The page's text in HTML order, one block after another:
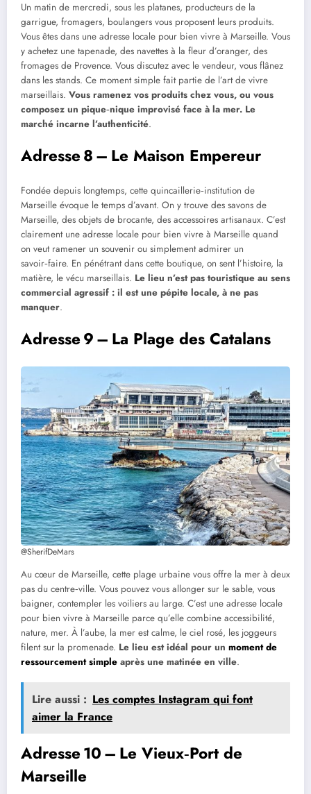
Un matin de mercredi, sous les platanes, producteurs de la
garrigue, fromagers, boulangers vous proposent leurs produits.
Vous êtes dans une adresse locale pour bien vivre à Marseille. Vous
y achetez une tapenade, des navettes à la fleur d’oranger, des
fromages de Provence. Vous discutez avec le vendeur, vous flânez
dans les stands. Ce moment simple fait partie de l’art de vivre
marseillais. Vous ramenez vos produits chez vous, ou vous
composez un pique‑nique improvisé face à la mer. Le
marché incarne l’authenticité.
Adresse 8 – Le Maison Empereur
Fondée depuis longtemps, cette quincaillerie‑institution de
Marseille évoque le temps d’avant. On y trouve des savons de
Marseille, des objets de brocante, des accessoires artisanaux. C’est
clairement une adresse locale pour bien vivre à Marseille quand
on veut ramener un souvenir ou simplement admirer un
savoir‑faire. En pénétrant dans cette boutique, on sent l’histoire, la
matière, le vécu marseillais. Le lieu n’est pas touristique au sens
commercial agressif : il est une pépite locale, à ne pas
manquer.
Adresse 9 – La Plage des Catalans
@SherifDeMars
Au cœur de Marseille, cette plage urbaine vous offre la mer à deux
pas du centre‑ville. Vous pouvez vous allonger sur le sable, vous
baigner, contempler les voiliers au large. C’est une adresse locale
pour bien vivre à Marseille parce qu’elle combine accessibilité,
nature, mer. À l’aube, la mer est calme, le ciel rosé, les joggeurs
filent sur la promenade. Le lieu est idéal pour un moment de
ressourcement simple après une matinée en ville.
Lire aussi : Les comptes Instagram qui font
aimer la France
Adresse 10 – Le Vieux‑Port de
Marseille